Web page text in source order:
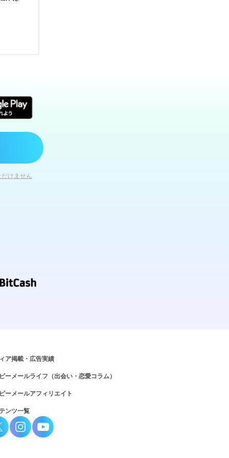
けません
ア掲載・広告実績
ーメールライフ（出会い・恋愛コラム）
ーメールアフィリエイト
ンツ一覧